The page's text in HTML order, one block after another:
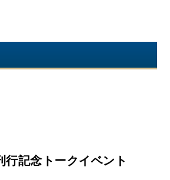
記念トークイベント